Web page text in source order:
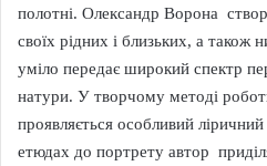
полотні. Олександр Ворона
своїх рідних і близьких, а також
уміло передає широкий спектр
натури. У творчому методі
проявляється особливий
етюдах до портрету автор